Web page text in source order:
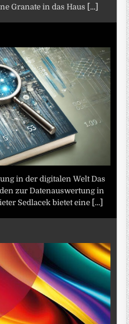
Granate in das Haus
[...]
in der digitalen Welt Das
zur Datenauswertung in
Sedlacek bietet eine [...]